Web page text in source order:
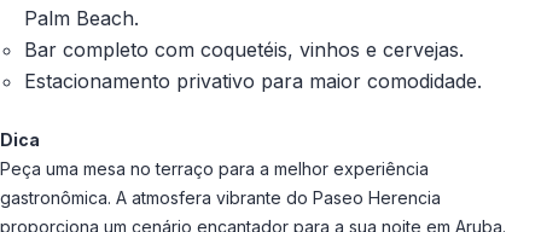
Palm Beach.
Bar completo com coquetéis, vinhos e cervejas.
Estacionamento privativo para maior comodidade.
Dica
Peça uma mesa no terraço para a melhor experiência
gastronômica. A atmosfera vibrante do Paseo Herencia
proporciona um cenário encantador para a sua noite em Aruba.